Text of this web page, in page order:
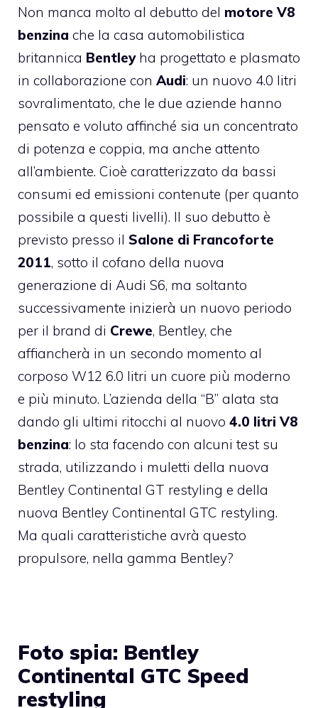
Non manca molto al debutto del motore V8
benzina che la casa automobilistica
britannica Bentley ha progettato e plasmato
in collaborazione con Audi: un nuovo 4.0 litri
sovralimentato, che le due aziende hanno
pensato e voluto affinché sia un concentrato
di potenza e coppia, ma anche attento
all’ambiente. Cioè caratterizzato da bassi
consumi ed emissioni contenute (per quanto
possibile a questi livelli). Il suo debutto è
previsto presso il Salone di Francoforte
2011, sotto il cofano della nuova
generazione di Audi S6, ma soltanto
successivamente inizierà un nuovo periodo
per il brand di Crewe, Bentley, che
affiancherà in un secondo momento al
corposo W12 6.0 litri un cuore più moderno
e più minuto. L’azienda della “B” alata sta
dando gli ultimi ritocchi al nuovo 4.0 litri V8
benzina: lo sta facendo con alcuni test su
strada, utilizzando i muletti della nuova
Bentley Continental GT restyling e della
nuova Bentley Continental GTC restyling.
Ma quali caratteristiche avrà questo
propulsore, nella gamma Bentley?
Foto spia: Bentley
Continental GTC Speed
restyling